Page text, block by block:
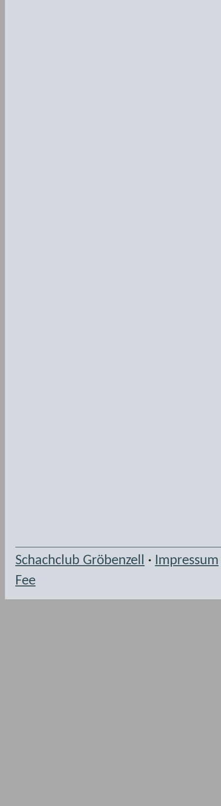
Schachclub Gröbenzell · Impressum
Fee